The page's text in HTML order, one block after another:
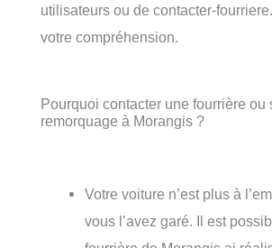
utilisateurs ou de contacter-
votre compréhension.
Pourquoi contacter une fourrière ou
remorquage à Morangis ?
Votre voiture n’est plus à
vous l’avez garé. Il est